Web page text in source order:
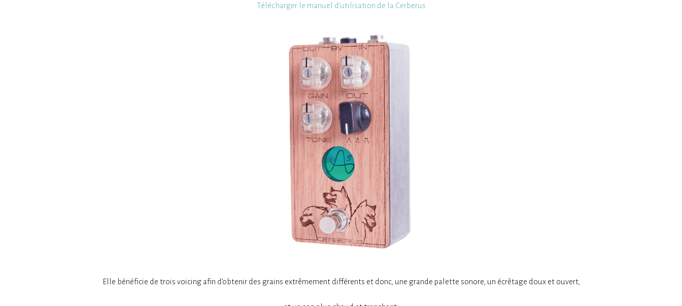
Télécharger le manuel d’utilisation de la Cerberus
Elle bénéficie de trois voicing afin d’obtenir des grains extrêmement différents et donc, une grande palette sonore, un écrêtage doux et ouvert,